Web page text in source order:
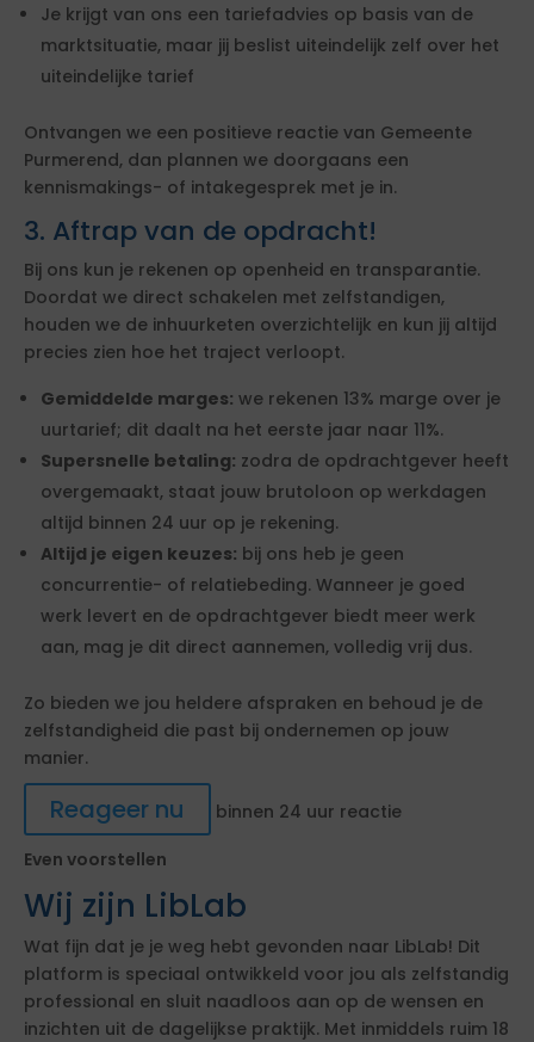
Je krijgt van ons een tariefadvies op basis van de
marktsituatie, maar jij beslist uiteindelijk zelf over het
uiteindelijke tarief
Ontvangen we een positieve reactie van Gemeente
Purmerend, dan plannen we doorgaans een
kennismakings- of intakegesprek met je in.
3. Aftrap van de opdracht!
Bij ons kun je rekenen op openheid en transparantie.
Doordat we direct schakelen met zelfstandigen,
houden we de inhuurketen overzichtelijk en kun jij altijd
precies zien hoe het traject verloopt.
Gemiddelde marges: we rekenen 13% marge over je
uurtarief; dit daalt na het eerste jaar naar 11%.
Supersnelle betaling: zodra de opdrachtgever heeft
overgemaakt, staat jouw brutoloon op werkdagen
altijd binnen 24 uur op je rekening.
Altijd je eigen keuzes: bij ons heb je geen
concurrentie- of relatiebeding. Wanneer je goed
werk levert en de opdrachtgever biedt meer werk
aan, mag je dit direct aannemen, volledig vrij dus.
Zo bieden we jou heldere afspraken en behoud je de
zelfstandigheid die past bij ondernemen op jouw
manier.
Reageer nu
binnen 24 uur reactie
Even voorstellen
Wij zijn LibLab
Wat fijn dat je je weg hebt gevonden naar LibLab! Dit
platform is speciaal ontwikkeld voor jou als zelfstandig
professional en sluit naadloos aan op de wensen en
inzichten uit de dagelijkse praktijk. Met inmiddels ruim 18